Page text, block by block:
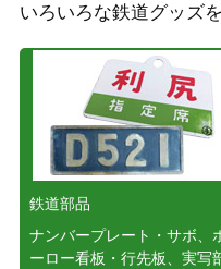
いろいろな鉄道グッズ
鉄道部品
ナンバープレート・サボ、
ーロー看板・行先板、実写